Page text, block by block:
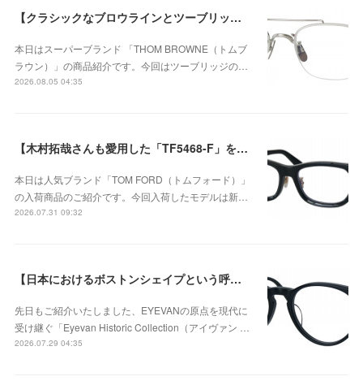
【クラシックなブロウラインとツーブリッジが際立つ、知的で洗練された新作のチタンフレーム】THOM BROWNE（トムブラウン） UEO960A-045-53が入荷！
本日はスーパーブランド 「THOM BROWNE（トムブ
ラウン）」の商品紹介です。今回はツーブリッジの…
2026.08.05 04:35
【木村拓哉さんも愛用した「TF5468-F」をベースに、洗練されたウェリントンシェイプが上品な存在感を演出する、日本企画モデル】TOM FORD TF6164-D-Bが入荷！
本日は人気ブランド「TOM FORD（トムフォード）」
の入荷商品のご紹介です。今回入荷したモデルは新…
2026.07.31 09:32
【日本におけるボストンシェイプという呼称が広く定着するきっかけとなったモデル】Eyevan（アイヴァン） Historic Collection AU-5003のご紹介！
先日もご紹介いたしました、EYEVANの原点を現代に
受け継ぐ「Eyevan Historic Collection（アイヴァン …
2026.07.29 04:35